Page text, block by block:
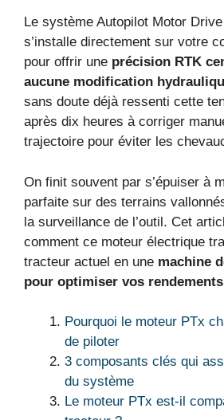
Le système Autopilot Motor
s’installe directement sur votre
pour offrir une précision RTK
aucune modification
sans doute déjà ressenti cette
après dix heures à corriger
trajectoire pour éviter les
On finit souvent par s’épuiser à
parfaite sur des terrains
la surveillance de l’outil. Cet
comment ce moteur électrique
tracteur actuel en une machine
pour optimiser vos rendements
Pourquoi le moteur PTx
de piloter
3 composants clés qui
du système
Le moteur PTx est-il